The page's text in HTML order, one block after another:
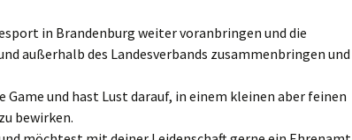
in Bran­den­burg wei­ter vor­an­brin­gen und die
außer­halb des Lan­des­ver­bands zusam­men­brin­gen und
Game und hast Lust dar­auf, in einem klei­nen aber fei­nen
bewirken.